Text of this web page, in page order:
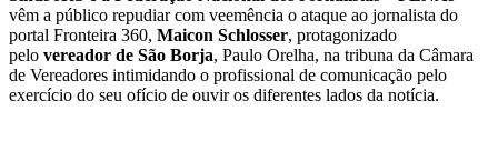
vêm a público repudiar com veemência o ataque ao jornalista do
portal Fronteira 360, Maicon Schlosser, protagonizado
pelo vereador de São Borja, Paulo Orelha, na tribuna da Câmara
de Vereadores intimidando o profissional de comunicação pelo
exercício do seu ofício de ouvir os diferentes lados da notícia.